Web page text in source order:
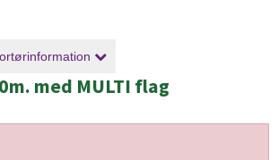
med MULTI flag